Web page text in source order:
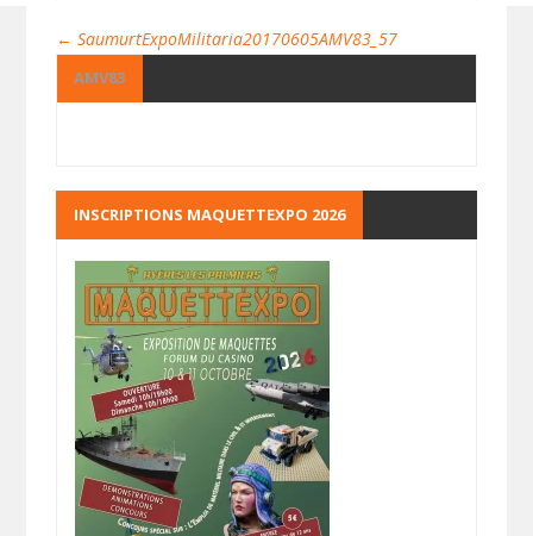
← SaumurtExpoMilitaria20170605AMV83_57
AMV83
INSCRIPTIONS MAQUETTEXPO 2026